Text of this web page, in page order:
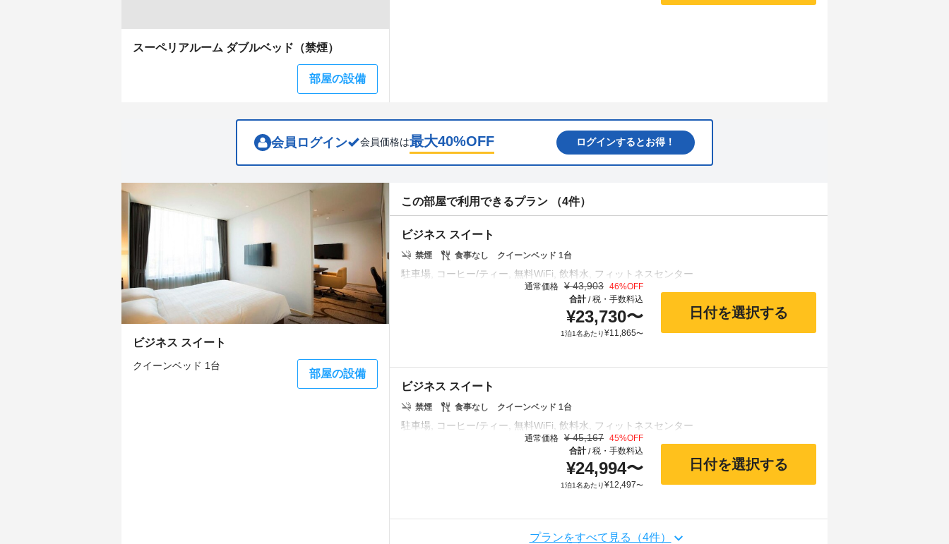
question
question
shortcuts
for
changing
スーペリアルーム ダブルベッド（禁煙）
部屋の設備
会員ログイン 会員価格は最大40%OFF ログインするとお得！
ビジネス スイート
クイーンベッド 1台
部屋の設備
この部屋で利用できるプラン （4件）
ビジネス スイート
禁煙 食事なし クイーンベッド 1台
通常価格 ¥ 43,903 46%OFF
合計/税・手数料込
¥23,730〜
1泊1名あたり¥11,865〜
日付を選択する
ビジネス スイート
禁煙 食事なし クイーンベッド 1台
通常価格 ¥ 45,167 45%OFF
合計/税・手数料込
¥24,994〜
1泊1名あたり¥12,497〜
日付を選択する
プランをすべて見る（4件）